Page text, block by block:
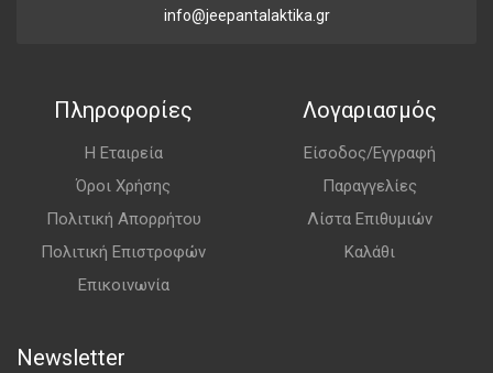
info@jeepantalaktika.gr
Πληροφορίες
Η Εταιρεία
Όροι Χρήσης
Πολιτική Απορρήτου
Πολιτική Επιστροφών
Επικοινωνία
Λογαριασμός
Είσοδος/Εγγραφή
Παραγγελίες
Λίστα Επιθυμιών
Καλάθι
Newsletter